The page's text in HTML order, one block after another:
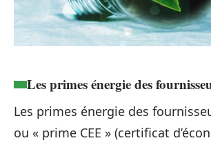
Les primes énergie des
Les primes énergie des
ou « prime CEE » (certificat